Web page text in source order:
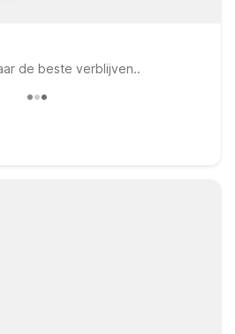
de beste verblijven..